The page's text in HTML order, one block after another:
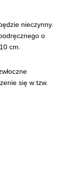
nieczynny.
o
cm.
się w tzw.